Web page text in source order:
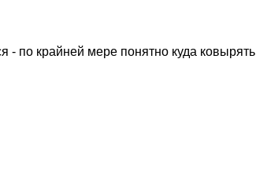
- по крайней мере понятно куда